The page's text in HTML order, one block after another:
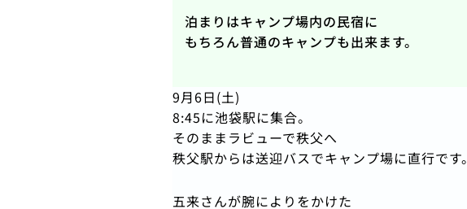
泊まりはキャンプ場内の民宿に
もちろん普通のキャンプも出来ます。
9月6日(土)
8:45に池袋駅に集合。
そのままラビューで秩父へ
秩父駅からは送迎バスでキャンプ場に直行です。
五来さんが腕によりをかけた